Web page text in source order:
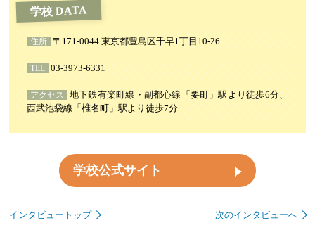
学校 DATA
住所 〒171-0044 東京都豊島区千早1丁目10-26
TEL 03-3973-6331
アクセス
地下鉄有楽町線・副都心線「要町」駅より徒歩6分、
西武池袋線「椎名町」駅より徒歩7分
学校公式サイト
インタビュートップ 次のインタビューへ